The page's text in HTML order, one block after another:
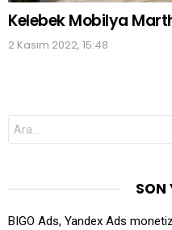
Kelebek Mobilya
2 Kasım 2022, 15:48
Search
for:
SON
BIGO Ads, Yandex Ads